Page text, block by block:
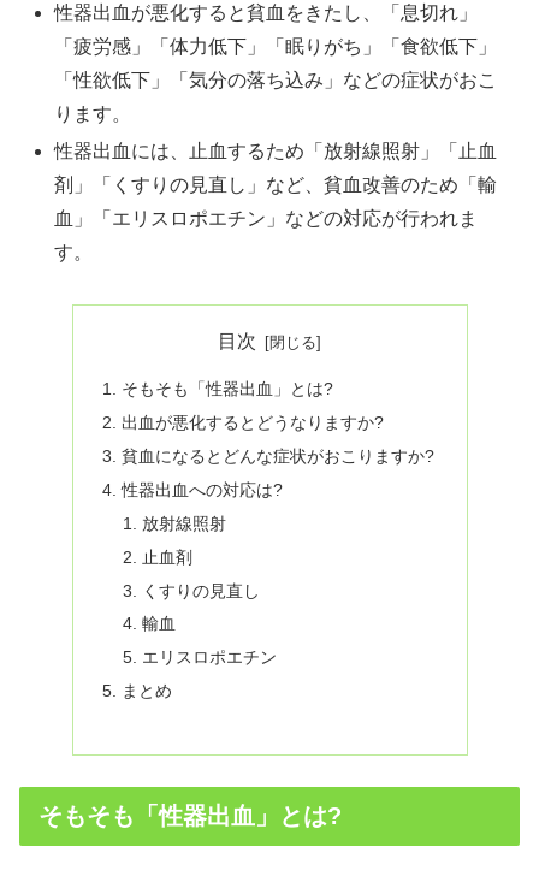
性器出血が悪化すると貧血をきたし、「息切れ」
「疲労感」「体力低下」「眠りがち」「食欲低下」
「性欲低下」「気分の落ち込み」などの症状がおこ
ります。
性器出血には、止血するため「放射線照射」「止血
剤」「くすりの見直し」など、貧血改善のため「輸
血」「エリスロポエチン」などの対応が行われま
す。
目次
そもそも「性器出血」とは?
出血が悪化するとどうなりますか?
貧血になるとどんな症状がおこりますか?
性器出血への対応は?
放射線照射
止血剤
くすりの見直し
輸血
エリスロポエチン
まとめ
そもそも「性器出血」とは?